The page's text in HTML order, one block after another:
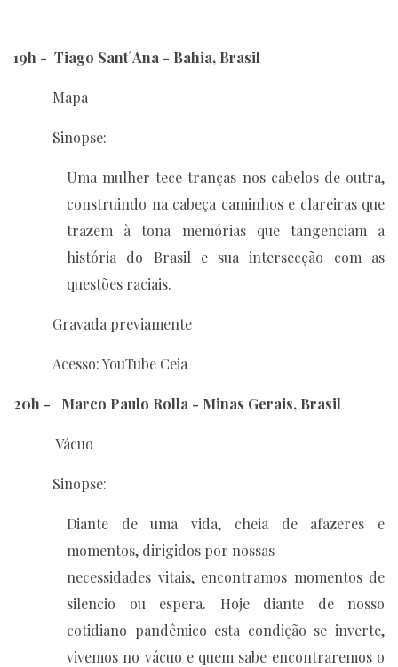
19h - Tiago Sant´Ana - Bahia, Brasil
Mapa
Sinopse:
Uma mulher tece tranças nos cabelos de outra,
construindo na cabeça caminhos e clareiras que
trazem à tona memórias que tangenciam a
história do Brasil e sua intersecção com as
questões raciais.
Gravada previamente
Acesso: YouTube Ceia
20h - Marco Paulo Rolla - Minas Gerais, Brasil
Vácuo
Sinopse:
Diante de uma vida, cheia de afazeres e
momentos, dirigidos por nossas
necessidades vitais, encontramos momentos de
silencio ou espera. Hoje diante de nosso
cotidiano pandêmico esta condição se inverte,
vivemos no vácuo e quem sabe encontraremos o